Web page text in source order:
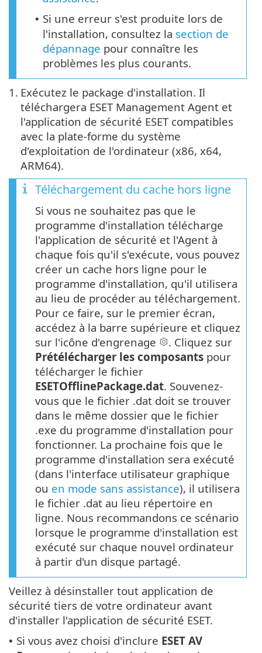
• Si une erreur s'est produite lors de
l'installation, consultez la section de
dépannage pour connaître les
problèmes les plus courants.
1. Exécutez le package d'installation. Il
téléchargera ESET Management Agent et
l'application de sécurité ESET compatibles
avec la plate-forme du système
d'exploitation de l'ordinateur (x86, x64,
ARM64).
Téléchargement du cache hors ligne
Si vous ne souhaitez pas que le
programme d'installation télécharge
l'application de sécurité et l'Agent à
chaque fois qu'il s'exécute, vous pouvez
créer un cache hors ligne pour le
programme d'installation, qu'il utilisera
au lieu de procéder au téléchargement.
Pour ce faire, sur le premier écran,
accédez à la barre supérieure et cliquez
sur l'icône d'engrenage
. Cliquez sur
Prétélécharger les composants pour
télécharger le fichier
ESETOfflinePackage.dat. Souvenez-
vous que le fichier .dat doit se trouver
dans le même dossier que le fichier
.exe du programme d'installation pour
fonctionner. La prochaine fois que le
programme d'installation sera exécuté
(dans l'interface utilisateur graphique
ou en mode sans assistance), il utilisera
le fichier .dat au lieu répertoire en
ligne. Nous recommandons ce scénario
lorsque le programme d'installation est
exécuté sur chaque nouvel ordinateur
à partir d'un disque partagé.
Veillez à désinstaller tout application de
sécurité tiers de votre ordinateur avant
d'installer l'application de sécurité ESET.
• Si vous avez choisi d'inclure ESET AV